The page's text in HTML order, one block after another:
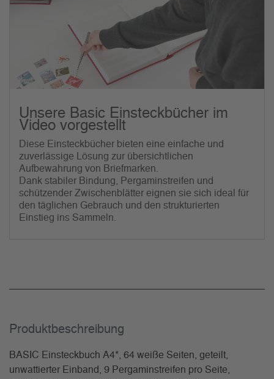
Unsere Basic Einsteckbücher im
Video vorgestellt
Diese Einsteckbücher bieten eine einfache und
zuverlässige Lösung zur übersichtlichen
Aufbewahrung von Briefmarken.
Dank stabiler Bindung, Pergaminstreifen und
schützender Zwischenblätter eignen sie sich ideal für
den täglichen Gebrauch und den strukturierten
Einstieg ins Sammeln.
Produkt­beschreibung
BASIC Einsteckbuch A4*, 64 weiße Seiten, geteilt,
unwattierter Einband, 9 Pergaminstreifen pro Seite,